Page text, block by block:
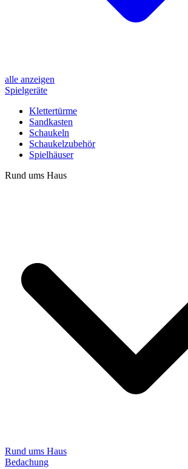
alle anzeigen
Spielgeräte
Klettertürme
Sandkasten
Schaukeln
Schaukelzubehör
Spielhäuser
Rund ums Haus
Rund ums Haus
Bedachung